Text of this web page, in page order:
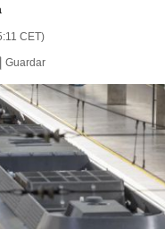
CET)
Guardar